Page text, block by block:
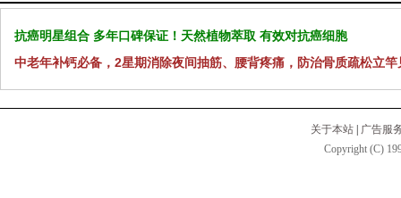
抗癌明星组合 多年口碑保证！天然植物萃取 有效对抗癌细胞
中老年补钙必备，2星期消除夜间抽筋、腰背疼痛，防治骨质疏松立竿
关于本站
广告服
Copyright (C)